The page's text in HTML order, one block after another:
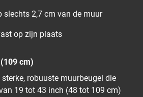
slechts 2,7 cm van de muur
op zijn plaats
cm)
sterke, robuuste muurbeugel die
19 tot 43 inch (48 tot 109 cm)